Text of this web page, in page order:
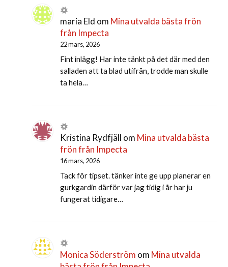
maria Eld om Mina utvalda bästa frön
från Impecta
22 mars, 2026
Fint inlägg! Har inte tänkt på det där med den
salladen att ta blad utifrån, trodde man skulle
ta hela…
Kristina Rydfjäll om Mina utvalda bästa
frön från Impecta
16 mars, 2026
Tack för tipset. tänker inte ge upp planerar en
gurkgardin därför var jag tidig i år har ju
fungerat tidigare…
Monica Söderström om Mina utvalda